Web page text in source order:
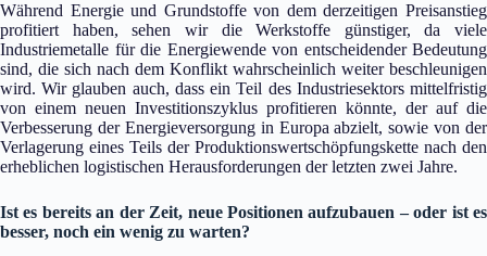
Während Energie und Grundstoffe von dem derzeitigen Preisanstieg
profitiert haben, sehen wir die Werkstoffe günstiger, da viele
Industriemetalle für die Energiewende von entscheidender Bedeutung
sind, die sich nach dem Konflikt wahrscheinlich weiter beschleunigen
wird. Wir glauben auch, dass ein Teil des Industriesektors mittelfristig
von einem neuen Investitionszyklus profitieren könnte, der auf die
Verbesserung der Energieversorgung in Europa abzielt, sowie von der
Verlagerung eines Teils der Produktionswertschöpfungskette nach den
erheblichen logistischen Herausforderungen der letzten zwei Jahre.
Ist es bereits an der Zeit, neue Positionen aufzubauen – oder ist es
besser, noch ein wenig zu warten?